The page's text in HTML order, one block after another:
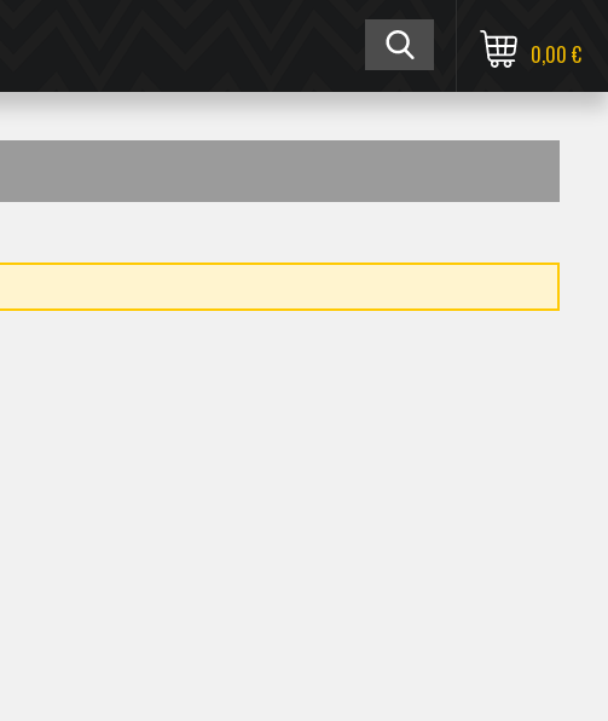
0,00 €